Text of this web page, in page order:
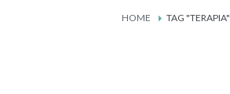
HOME TAG "TERAPIA"